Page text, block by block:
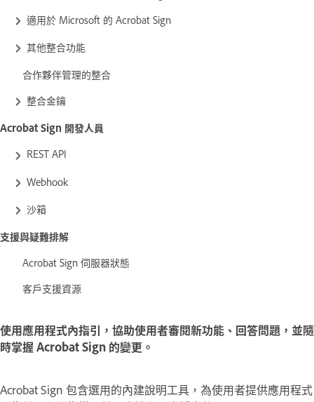
適用於 Microsoft 的 Acrobat Sign
其他整合功能
合作夥伴管理的整合
整合金鑰
Acrobat Sign 開發人員
REST API
Webhook
沙箱
支援與疑難排解
Acrobat Sign 伺服器狀態
客戶支援資源
使用應用程式內指引，協助使用者審閱新功能、回答問題，並隨
時掌握 Acrobat Sign 的變更。
Acrobat Sign 包含選用的內建說明工具，為使用者提供應用程式